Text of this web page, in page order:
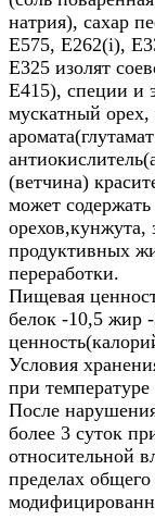
натрия), сахар
Е575, Е262(i),
Е325 изолят
Е415), специи и
мускатный орех,
(ветчина)
может
орехов,кунжута,
продуктивных
переработки.
Пищевая
белок -10,5 жир -
Условия
при
После
более 3 суток
относительной
пределах